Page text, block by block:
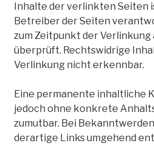
Inhalte der verlinkten Seiten
Betreiber der Seiten
zum Zeitpunkt der
überprüft. Rechtswidrige
Verlinkung nicht erkennbar.
Eine permanente inhaltliche
jedoch ohne konkrete
zumutbar. Bei
derartige Links umgehend